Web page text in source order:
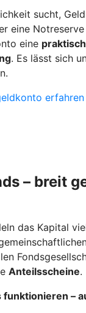
sucht, Geld
eine
eine
. Es lässt sich
erfahren
– breit
das Kapital
Anteilsscheine.
–